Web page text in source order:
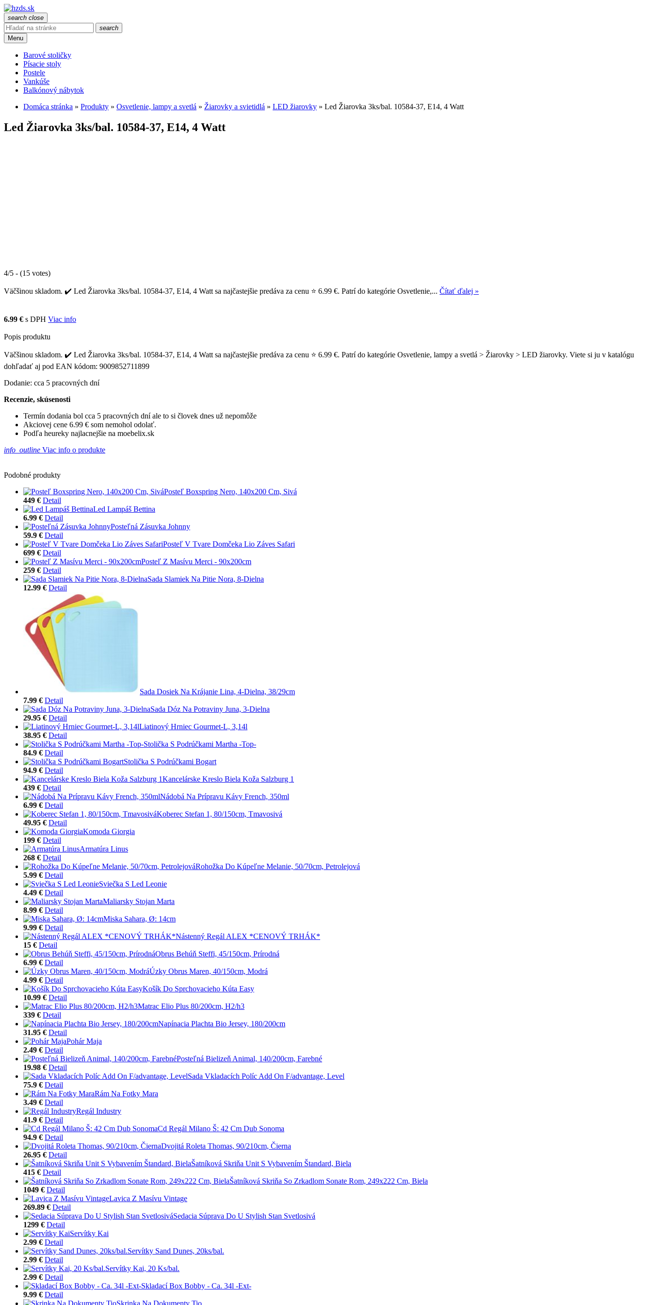
search close
search
Menu
Barové stoličky
Písacie stoly
Postele
Vankúše
Balkónový nábytok
Domáca stránka » Produkty » Osvetlenie, lampy a svetlá » Žiarovky a svietidlá » LED žiarovky » Led Žiarovka 3ks/bal. 10584-37, E14, 4 Watt
Led Žiarovka 3ks/bal. 10584-37, E14, 4 Watt
4/5 - (15 votes)
Väčšinou skladom. ✔️ Led Žiarovka 3ks/bal. 10584-37, E14, 4 Watt sa najčastejšie predáva za cenu ⭐ 6.99 €. Patrí do kategórie Osvetlenie,... Čítať ďalej »
6.99 € s DPH Viac info
Popis produktu
Väčšinou skladom. ✔️ Led Žiarovka 3ks/bal. 10584-37, E14, 4 Watt sa najčastejšie predáva za cenu ⭐ 6.99 €. Patrí do kategórie Osvetlenie, lampy a svetlá > Žiarovky > LED žiarovky. Viete si ju v katalógu
dohľadať aj pod EAN kódom: 9009852711899
Dodanie: cca 5 pracovných dní
Recenzie, skúsenosti
Termín dodania bol cca 5 pracovných dní ale to si človek dnes už nepomôže
Akciovej cene 6.99 € som nemohol odolať.
Podľa heureky najlacnejšie na moebelix.sk
info_outline Viac info o produkte
Podobné produkty
Posteľ Boxspring Nero, 140x200 Cm, Sivá
449 € Detail
Led Lampáš Bettina
6.99 € Detail
Posteľná Zásuvka Johnny
59.9 € Detail
Posteľ V Tvare Domčeka Lio Záves Safari
699 € Detail
Posteľ Z Masívu Merci - 90x200cm
259 € Detail
Sada Slamiek Na Pitie Nora, 8-Dielna
12.99 € Detail
Sada Dosiek Na Krájanie Lina, 4-Dielna, 38/29cm
7.99 € Detail
Sada Dóz Na Potraviny Juna, 3-Dielna
29.95 € Detail
Liatinový Hrniec Gourmet-L, 3,14l
38.95 € Detail
Stolička S Podrúčkami Martha -Top-
84.9 € Detail
Stolička S Podrúčkami Bogart
94.9 € Detail
Kancelárske Kreslo Biela Koža Salzburg 1
439 € Detail
Nádobá Na Prípravu Kávy French, 350ml
6.99 € Detail
Koberec Stefan 1, 80/150cm, Tmavosivá
49.95 € Detail
Komoda Giorgia
199 € Detail
Armatúra Linus
268 € Detail
Rohožka Do Kúpeľne Melanie, 50/70cm, Petrolejová
5.99 € Detail
Sviečka S Led Leonie
4.49 € Detail
Maliarsky Stojan Marta
8.99 € Detail
Miska Sahara, Ø: 14cm
9.99 € Detail
Nástenný Regál ALEX *CENOVÝ TRHÁK*
15 € Detail
Obrus Behúň Steffi, 45/150cm, Prírodná
6.99 € Detail
Úzky Obrus Maren, 40/150cm, Modrá
4.99 € Detail
Košík Do Sprchovacieho Kúta Easy
10.99 € Detail
Matrac Elio Plus 80/200cm, H2/h3
339 € Detail
Napínacia Plachta Bio Jersey, 180/200cm
31.95 € Detail
Pohár Maja
2.49 € Detail
Posteľná Bielizeň Animal, 140/200cm, Farebné
19.98 € Detail
Sada Vkladacích Políc Add On F/advantage, Level
75.9 € Detail
Rám Na Fotky Mara
3.49 € Detail
Regál Industry
41.9 € Detail
Cd Regál Milano Š: 42 Cm Dub Sonoma
94.9 € Detail
Dvojitá Roleta Thomas, 90/210cm, Čierna
26.95 € Detail
Šatníková Skriňa Unit S Vybavením Štandard, Biela
415 € Detail
Šatníková Skriňa So Zrkadlom Sonate Rom, 249x222 Cm, Biela
1049 € Detail
Lavica Z Masívu Vintage
269.89 € Detail
Sedacia Súprava Do U Stylish Stan Svetlosivá
1299 € Detail
Servítky Kai
2.99 € Detail
Servítky Sand Dunes, 20ks/bal.
2.99 € Detail
Servítky Kai, 20 Ks/bal.
2.99 € Detail
Skladací Box Bobby - Ca. 34l -Ext-
9.99 € Detail
Skrinka Na Dokumenty Tio